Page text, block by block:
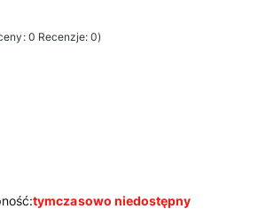
0 Recenzje: 0)
tymczasowo niedostępny